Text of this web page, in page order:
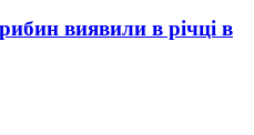
виявили в річці в